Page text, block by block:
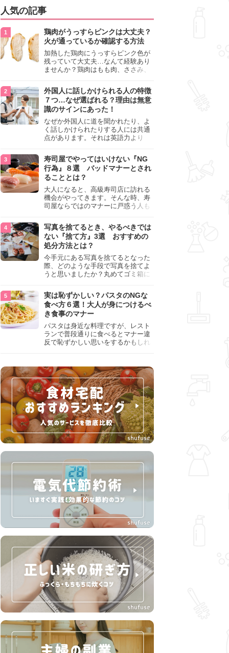
人気の記事
鶏肉がうっすらピンクは大丈夫？
火が通っているか確認する方法
加熱した鶏肉にうっすらピンク色が
残っていて大丈夫…なんて経験あり
ませんか？鶏肉はもも肉、ささみ、
わいが異なり、いろいろと楽しめる
料理ですが、鶏肉は加熱した後でも
うっすらピンク色の部分が大丈夫な
のと気になるときがあります。この
記事では生焼けか火が通っているの
かを確認する方法や、鶏肉を調理す
るときの注意点を紹介しますので、
参考にしてみてくださいね。
外国人に話しかけられる人の特徴
７つ…なぜ選ばれる？理由は無意
識のサインにあった！
なぜか外国人に道を聞かれたり、よ
く話しかけられたりする人には共通
点があります。それは英語力より
けても大丈夫」というサインが関係
しています。よく選ばれる人の特徴
や、英語が苦手でも焦らない対処
法、自分を守るための注意点を詳し
く解説します。
寿司屋でやってはいけない『NG
行為』８選 バッドマナーとされ
ることとは？
大人になると、高級寿司店に訪れる
機会がやってきます。そんな時、寿
司屋ならではのマナーに戸惑う人も
らためて寿司屋でやってはいけない
『NG行為』をチェックしましょう。
写真を捨てるとき、やるべきでは
ない『捨て方』3選 おすすめの
処分方法とは？
今手元にある写真を捨てるとなった
際、どのような手段で写真を捨てよ
うと思いましたか？丸めてゴミ箱に
真は個人情報が詰まっているので、
ただ丸めただけの状態で捨ててしま
うのは危険です。写真にすべきでは
ない捨て方をまとめているので、ぜ
ひチェックしておきましょう。
実は恥ずかしい？パスタのNGな
食べ方６選！大人が身につけるべ
き食事のマナー
パスタは身近な料理ですが、レスト
ランで普段通りに食べるとマナー違
反で恥ずかしい思いをするかもしれ
して、正しい食べ方を確認しましょ
う。大人の嗜みとして知っておきた
い新常識を解説します。